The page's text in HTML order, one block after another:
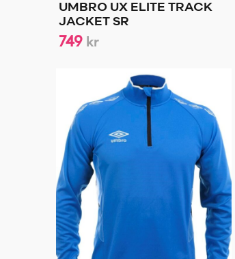
UMBRO UX ELITE TRACK
JACKET SR
749 kr